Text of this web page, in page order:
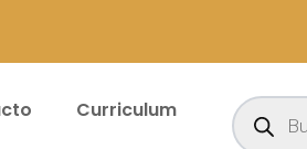
Curriculum
Búsqueda
de
productos